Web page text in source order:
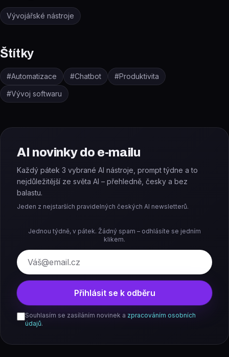
Vývojářské nástroje
Štítky
#Automatizace #Chatbot #Produktivita
#Vývoj softwaru
AI novinky do e-mailu
Každý pátek 3 vybrané AI nástroje, prompt týdne a to
nejdůležitější ze světa AI – přehledně, česky a bez
balastu.
Jeden z nejstarších pravidelných českých AI newsletterů.
Jednou týdně, v pátek. Žádný spam – odhlásíte se jedním
klikem.
E-mail
Přihlásit se k odběru
Souhlasím se zasíláním novinek a zpracováním osobních
údajů.